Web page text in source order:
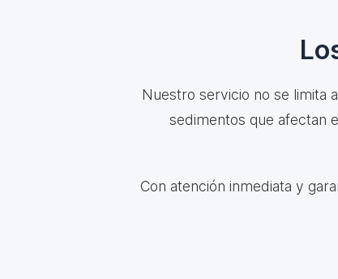
Nuestro servicio no se limita
sedimentos que afectan
Con atención inmediata y